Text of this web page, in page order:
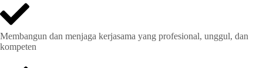
Membangun dan menjaga kerjasama yang profesional, unggul, dan
kompeten